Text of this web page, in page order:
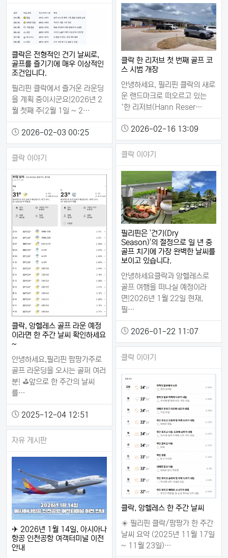
클락 한 리저브 첫 번째 골프 코
스 시범 개장
안녕하세요, 필리핀 클락의 새로
운 랜드마크로 떠오르고 있는
‘한 리저브(Hann Reser…
2026-02-16 13:09
클락은 전형적인 건기 날씨로,
골프를 즐기기에 매우 이상적인
조건입니다.
필리핀 클락에서 즐거운 라운딩
을 계획 중이시군요!2026년 2
월 첫째 주(2월 1일 ~ 2…
2026-02-03 00:25
클락 이야기
필리핀은 '건기(Dry
Season)'의 절정으로 일 년 중
골프 치기에 가장 완벽한 날씨를
보이고 있습니다.
안녕하세요클락과 앙헬레스로
골프 여행을 떠나실 예정이라
면!2026년 1월 22일 현재,
필…
2026-01-22 11:07
클락 이야기
클락, 앙헬레스 골프 라운 예정
이라면 한 주간 날씨 확인하세요
~
안녕하세요,필리핀 팜팡가주로
골프 라운딩을 오시는 골퍼 여러
분! ⛳앞으로 한 주간의 날씨
를…
2025-12-04 12:51
클락 이야기
클락, 앙헬레스 한 주간 날씨
☀️ 필리핀 클락/팜팡가 한 주간
날씨 요약 (2025년 11월 17일
~ 11월 23일)…
자유 게시판
✈️ 2026년 1월 14일, 아시아나
항공 인천공항 여객터미널 이전
안내